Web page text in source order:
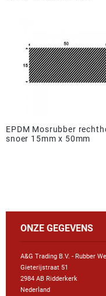
EPDM Mosrubber
snoer 15mm x 50mm
ONZE GEGEVENS
A&G Trading B.V. - Rubber
Gieterijstraat 51
2984 AB Ridderkerk
Nederland